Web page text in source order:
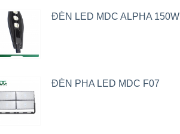
ĐÈN LED MDC ALPHA 150W
ĐÈN PHA LED MDC F07